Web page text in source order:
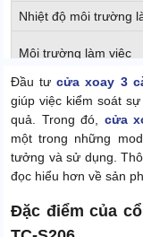
Nhiệt độ môi trường
Môi trường làm việc
Kích thước
Chiều rộng làn
Chức năng khác
Đầu tưcửa xoay 3
giúp việc kiểm soát
quả. Trong đó, cửa
một trong những
tưởng và sử dụng.
đọc hiểu hơn về sản
Đặc điểm của